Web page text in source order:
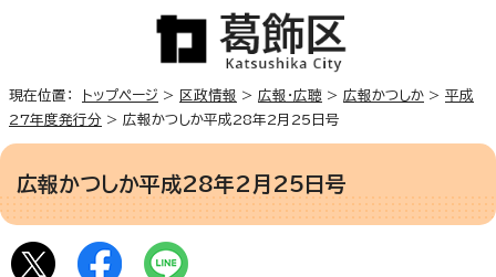
現在位置： トップページ > 区政情報 > 広報・広聴 > 広報かつしか > 平成
27年度発行分 > 広報かつしか平成28年2月25日号
広報かつしか平成28年2月25日号